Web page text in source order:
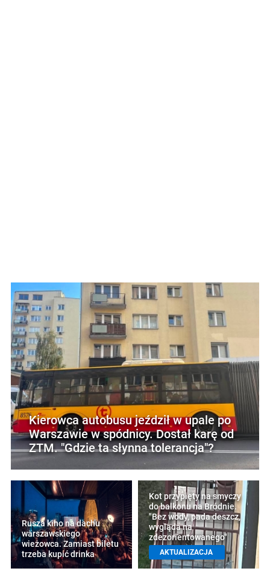
Kierowca autobusu jeździł w upale po
Warszawie w spódnicy. Dostał karę od
ZTM. "Gdzie ta słynna tolerancja"?
Rusza kino na dachu
warszawskiego
wieżowca. Zamiast biletu
trzeba kupić drinka
Kot przypięty na smyczy
do balkonu na Bródnie.
"Bez wody, pada deszcz,
wygląda na
zdezorientowanego"
AKTUALIZACJA